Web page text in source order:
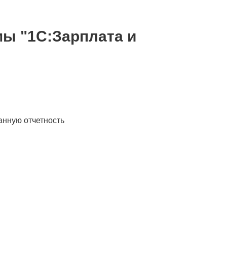
"1С:Зарплата и
отчетность